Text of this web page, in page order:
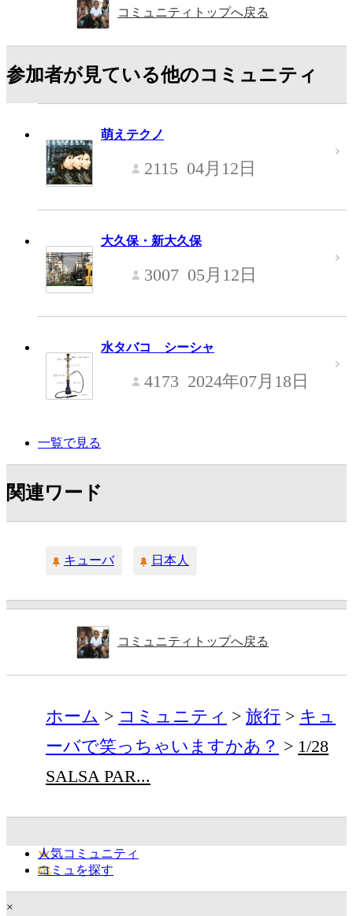
コミュニティトップへ戻る
参加者が見ている他のコミュニティ
萌えテクノ
2115 04月12日
大久保・新大久保
3007 05月12日
水タバコ シーシャ
4173 2024年07月18日
一覧で見る
関連ワード
キューバ 日本人
コミュニティトップへ戻る
ホーム コミュニティ 旅行
キュ
ーバで笑っちゃいますかあ？
1/28
SALSA PAR...
人気コミュニティ
コミュを探す
×